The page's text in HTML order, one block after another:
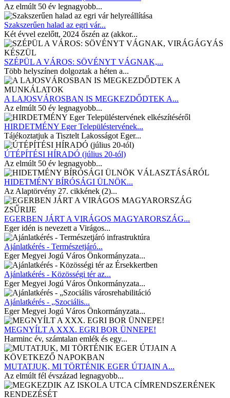
Az elmúlt 50 év legnagyobb...
Szakszerűen halad az egri vár...
Két évvel ezelőtt, 2024 őszén az (akkor...
SZÉPÜL A VÁROS: SÖVÉNYT VÁGNAK,...
Több helyszínen dolgoztak a héten a...
A LAJOSVÁROSBAN IS MEGKEZDŐDTEK A...
Az elmúlt 50 év legnagyobb...
HIRDETMÉNY Eger Településtervének...
Tájékoztatjuk a Tisztelt Lakosságot Eger...
ÚTÉPÍTÉSI HÍRADÓ (július 20-tól)
Az elmúlt 50 év legnagyobb...
HIDETMÉNY BÍRÓSÁGI ÜLNÖK...
Az Alaptörvény 27. cikkének (2)...
EGERBEN JÁRT A VIRÁGOS MAGYARORSZÁG...
Eger idén is nevezett a Virágos...
Ajánlatkérés - Természetjáró...
Eger Megyei Jogú Város Önkormányzata...
Ajánlatkérés - Közösségi tér az...
Eger Megyei Jogú Város Önkormányzata...
Ajánlatkérés - „Szociális...
Eger Megyei Jogú Város Önkormányzata...
MEGNYÍLT A XXX. EGRI BOR ÜNNEPE!
Harminc év, számtalan emlék és egy...
MUTATJUK, MI TÖRTÉNIK EGER ÚTJAIN A...
Az elmúlt fél évszázad legnagyobb...